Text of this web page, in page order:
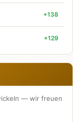
+138
+129
— wir freuen